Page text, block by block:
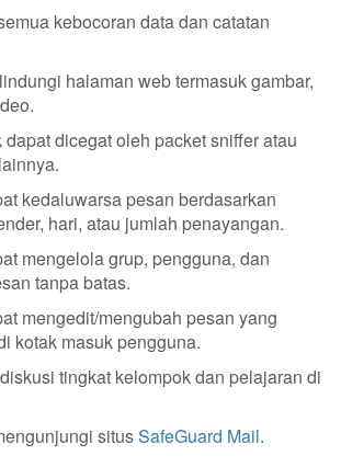
kebocoran data dan catatan
halaman web termasuk gambar,
dapat dicegat oleh packet sniffer atau
kedaluwarsa pesan berdasarkan
hari, atau jumlah penayangan.
mengelola grup, pengguna, dan
tanpa batas.
mengedit/mengubah pesan yang
kotak masuk pengguna.
tingkat kelompok dan pelajaran di
situsSafeGuard Mail.